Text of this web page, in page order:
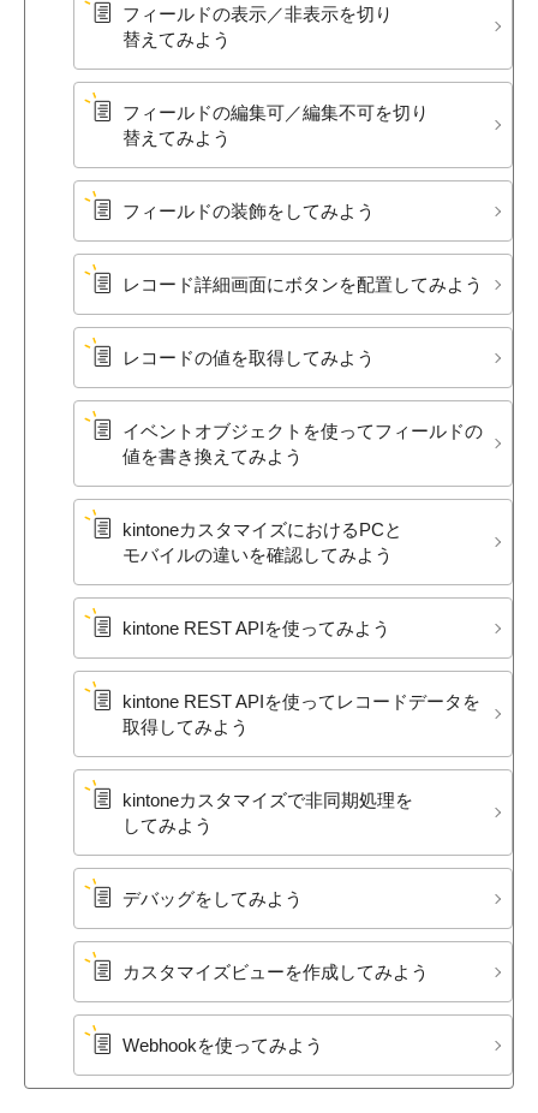
フィールドの​表示／非​表示を​切り​
替えてみよう
フィールドの​編集可／編集不可を​切り​
替えてみよう
フィールドの​装飾を​してみよう
レコード詳細画面に​ボタンを​配置してみよう
レコードの​値を​取得してみよう
イベントオブジェクトを​使って​フィールドの​
値を​書き換えてみよう
kintoneカスタマイズに​おける​PCと​
モバイルの​違いを​確認してみよう
kintone REST APIを​使ってみよう
kintone REST APIを​使って​レコードデータを​
取得してみよう
kintoneカスタマイズで​非同期処理を​
してみよう
デバッグを​してみよう
カスタマイズビューを​作成してみよう
Webhookを​使ってみよう